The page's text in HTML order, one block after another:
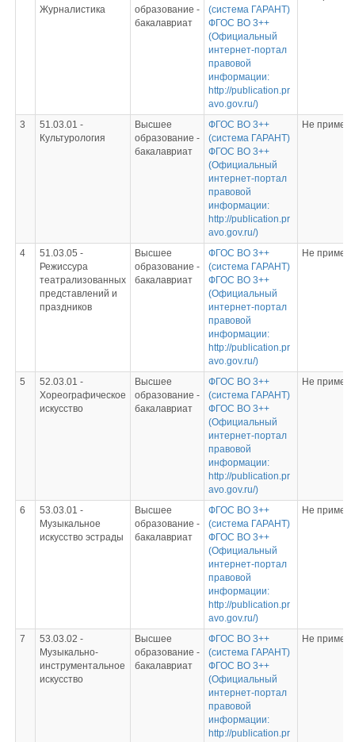
Журналистика
образование -
бакалавриат
(система ГАРАНТ)
ФГОС ВО 3++
(Официальный
интернет-портал
правовой
информации:
http://publication.pr
avo.gov.ru/)
3
51.03.01 -
Культурология
Высшее
образование -
бакалавриат
ФГОС ВО 3++
(система ГАРАНТ)
ФГОС ВО 3++
(Официальный
интернет-портал
правовой
информации:
http://publication.pr
avo.gov.ru/)
Не
4
51.03.05 -
Режиссура
театрализованных
представлений и
праздников
Высшее
образование -
бакалавриат
ФГОС ВО 3++
(система ГАРАНТ)
ФГОС ВО 3++
(Официальный
интернет-портал
правовой
информации:
http://publication.pr
avo.gov.ru/)
Не
5
52.03.01 -
Хореографическое
искусство
Высшее
образование -
бакалавриат
ФГОС ВО 3++
(система ГАРАНТ)
ФГОС ВО 3++
(Официальный
интернет-портал
правовой
информации:
http://publication.pr
avo.gov.ru/)
Не
6
53.03.01 -
Музыкальное
искусство эстрады
Высшее
образование -
бакалавриат
ФГОС ВО 3++
(система ГАРАНТ)
ФГОС ВО 3++
(Официальный
интернет-портал
правовой
информации:
http://publication.pr
avo.gov.ru/)
Не
7
53.03.02 -
Музыкально-
инструментальное
искусство
Высшее
образование -
бакалавриат
ФГОС ВО 3++
(система ГАРАНТ)
ФГОС ВО 3++
(Официальный
интернет-портал
правовой
информации:
http://publication.pr
Не